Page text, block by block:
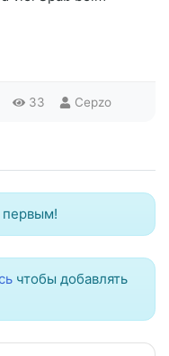
33 Cepzo
первым!
чтобы добавлять